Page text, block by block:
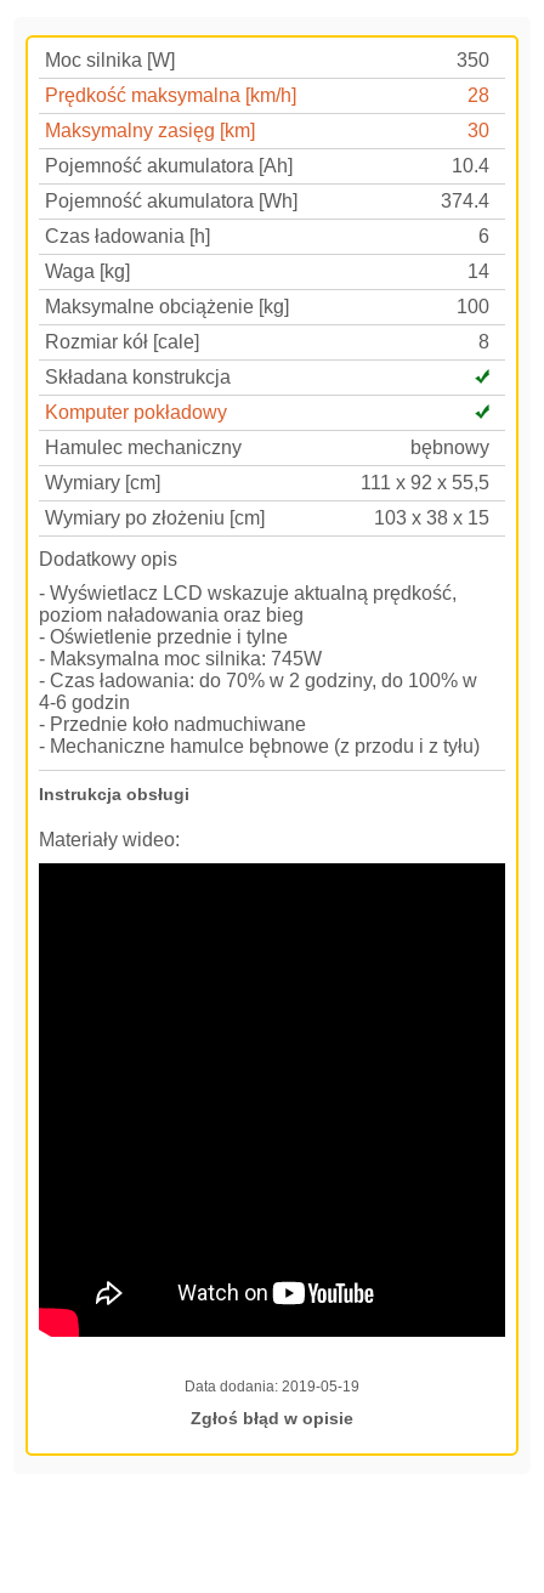
Moc silnika [W]
350
Prędkość maksymalna [km/h]
28
Maksymalny zasięg [km]
30
Pojemność akumulatora [Ah]
10.4
Pojemność akumulatora [Wh]
374.4
Czas ładowania [h]
6
Waga [kg]
14
Maksymalne obciążenie [kg]
100
Rozmiar kół [cale]
8
Składana konstrukcja
Komputer pokładowy
Hamulec mechaniczny
bębnowy
Wymiary [cm]
111 x 92 x 55,5
Wymiary po złożeniu [cm]
103 x 38 x 15
Dodatkowy opis
- Wyświetlacz LCD wskazuje aktualną prędkość,
poziom naładowania oraz bieg
- Oświetlenie przednie i tylne
- Maksymalna moc silnika: 745W
- Czas ładowania: do 70% w 2 godziny, do 100% w
4-6 godzin
- Przednie koło nadmuchiwane
- Mechaniczne hamulce bębnowe (z przodu i z tyłu)
Instrukcja obsługi
Materiały wideo:
Data dodania: 2019-05-19
Zgłoś błąd w opisie